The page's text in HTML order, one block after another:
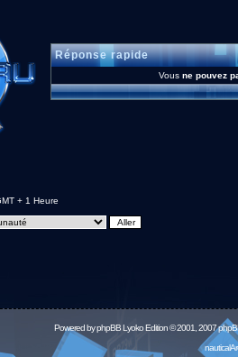
Réponse rapide
Vous ne pouvez
+ 1 Heure
Powered byphpBBLyoko Edition © 2001, 2007